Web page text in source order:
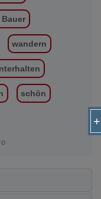
+
Bauer
wandern
schön